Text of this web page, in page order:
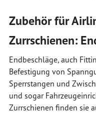
Zubehör für
Zurrschienen:
Endbeschläge, auch
Befestigung von
Sperrstangen und
und sogar
Zurrschienen finden sie